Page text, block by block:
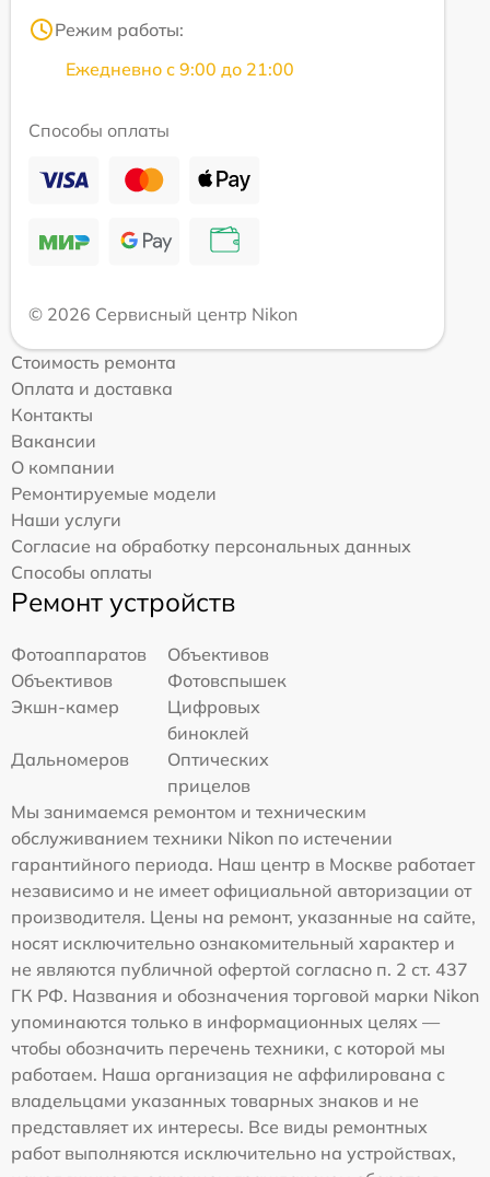
Режим работы:
Ежедневно с 9:00 до 21:00
Способы оплаты
© 2026 Сервисный центр Nikon
Стоимость ремонта
Оплата и доставка
Контакты
Вакансии
О компании
Ремонтируемые модели
Наши услуги
Согласие на обработку персональных данных
Способы оплаты
Ремонт устройств
Фотоаппаратов
Объективов
Объективов
Фотовспышек
Экшн-камер
Цифровых
биноклей
Дальномеров
Оптических
прицелов
Мы занимаемся ремонтом и техническим
обслуживанием техники Nikon по истечении
гарантийного периода. Наш центр в Москве работает
независимо и не имеет официальной авторизации от
производителя. Цены на ремонт, указанные на сайте,
носят исключительно ознакомительный характер и
не являются публичной офертой согласно п. 2 ст. 437
ГК РФ. Названия и обозначения торговой марки Nikon
упоминаются только в информационных целях —
чтобы обозначить перечень техники, с которой мы
работаем. Наша организация не аффилирована с
владельцами указанных товарных знаков и не
представляет их интересы. Все виды ремонтных
работ выполняются исключительно на устройствах,